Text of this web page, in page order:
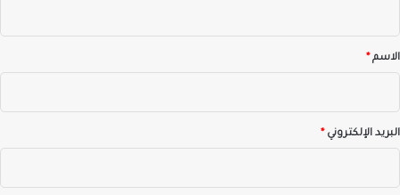
*الاسم*
البريد الإلكتروني*